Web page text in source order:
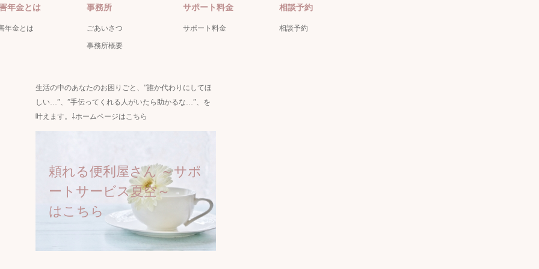
年金とは
年金とは
事務所
ごあいさつ
事務所概要
サポート料金
サポート料金
相談予約
相談予約
生活の中のあなたのお困りごと、”誰か代わりにしてほ
しい…”、”手伝ってくれる人がいたら助かるな…”、を
叶えます。⇩ホームページはこちら
頼れる便利屋さん ～サポ
ートサービス夏空～
はこちら